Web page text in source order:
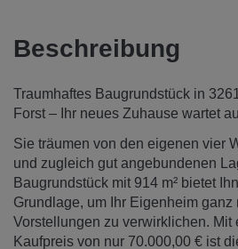
Beschreibung
Traumhaftes Baugrundstück in
Forst – Ihr neues Zuhause wartet
Sie träumen von den eigenen vier
und zugleich gut angebundenen
Baugrundstück mit 914 m² bietet
Grundlage, um Ihr Eigenheim ganz
Vorstellungen zu verwirklichen. Mit
Kaufpreis von nur 70.000,00 € ist